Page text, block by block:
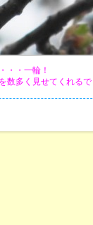
・・一輪！
数多く見せてくれる